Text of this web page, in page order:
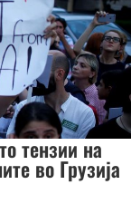
тензии на
во Грузија